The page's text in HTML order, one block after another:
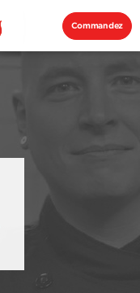
Commandez